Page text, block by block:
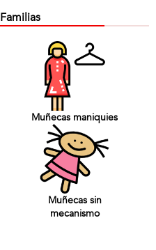
Familias
Muñecas maniquies
Muñecas sin
mecanismo